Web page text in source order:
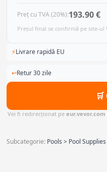
Preț cu TVA (20%):193.90 €
Prețul final se confirmă pe site-ul
⚡Livrare rapidă EU
↩Retur 30 zile
Vei fi redirecționat pe eur.vevor.com
Subcategorie: Pools > Pool